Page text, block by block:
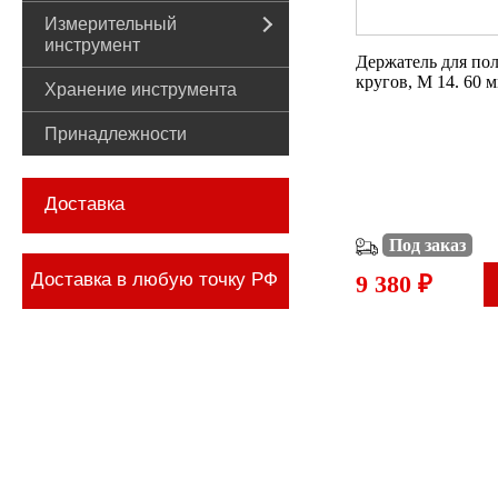
Измерительный
инструмент
Хранение инструмента
Принадлежности
Доставка
Доставка в любую точку РФ
Держатель для
кругов, M 14. 60
Под заказ
9 380 ₽